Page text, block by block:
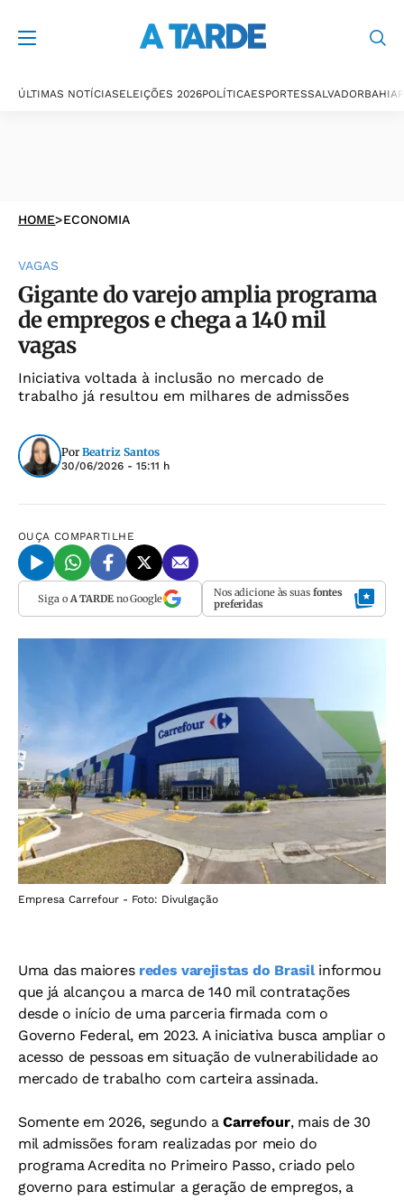
ÚLTIMAS NOTÍCIASELEIÇÕES 2026POLÍTICAESPORTESSALVADORBAHIA
HOME>ECONOMIA
VAGAS
Gigante do varejo amplia programa
de empregos e chega a 140 mil
vagas
Iniciativa voltada à inclusão no mercado de
trabalho já resultou em milhares de admissões
Por Beatriz Santos
30/06/2026 - 15:11 h
OUÇA COMPARTILHE
Siga o A TARDEno Google Nos adicione às suas fontes
preferidas
Empresa Carrefour - Foto: Divulgação
Uma das maiores redes varejistas do Brasilinformou
que já alcançou a marca de 140 mil contratações
desde o início de uma parceria firmada com o
Governo Federal, em 2023. A iniciativa busca ampliar o
acesso de pessoas em situação de vulnerabilidade ao
mercado de trabalho com carteira assinada.
Somente em 2026, segundo aCarrefour, mais de 30
mil admissões foram realizadas por meio do
programa Acredita no Primeiro Passo, criado pelo
governo para estimular a geração de empregos, a